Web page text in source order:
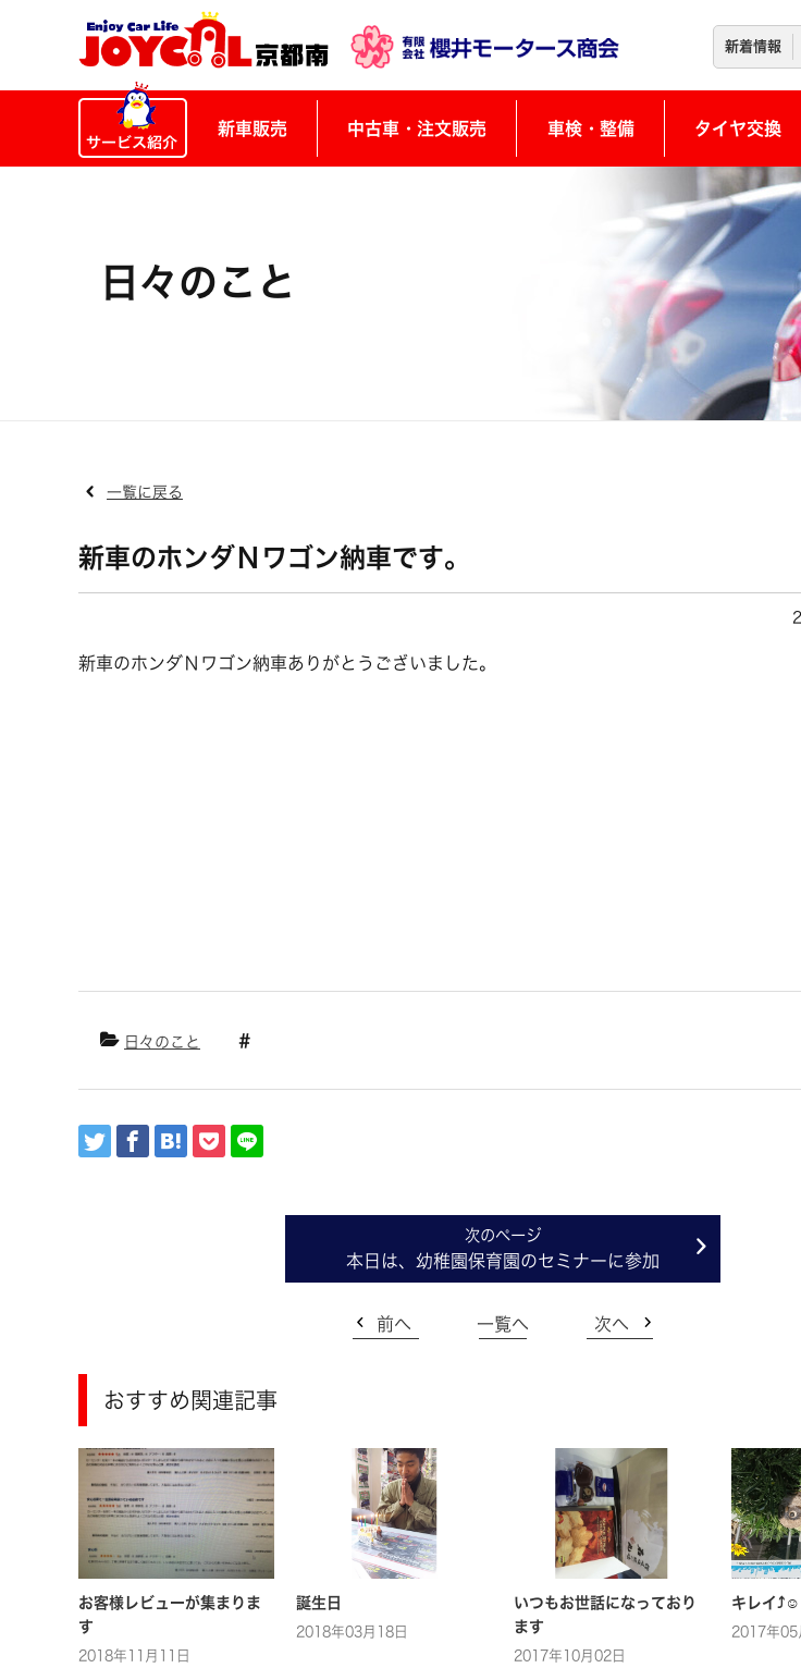
新着情報
新車販売 中古車・注文販売 車検・整備 タイヤ交換
日々のこと
一覧に戻る
新車のホンダＮワゴン納車です。
新車のホンダＮワゴン納車ありがとうございました。
日々のこと
本日は、幼稚園保育園のセミナーに参加
前へ 一覧へ 次へ
おすすめ関連記事
お客様レビューが集まりま
す
2018年11月11日
誕生日
2018年03月18日
いつもお世話になっており
ます
2017年10月02日
キレイ⤴☺
2017年05